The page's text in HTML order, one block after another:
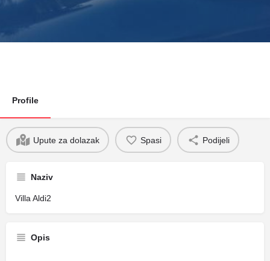
Profile
Upute za dolazak Spasi Podijeli
Naziv
Villa Aldi2
Opis